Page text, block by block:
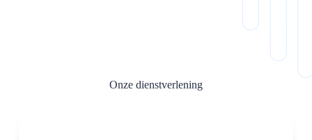
Onze dienstverlening